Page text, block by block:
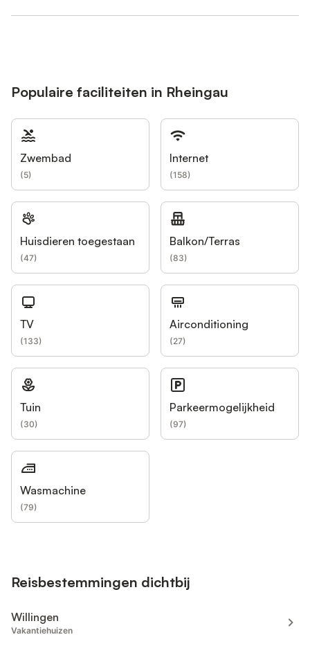
Populaire faciliteiten in Rheingau
Zwembad
(5)
Internet
(158)
Huisdieren toegestaan
(47)
Balkon/Terras
(83)
TV
(133)
Airconditioning
(27)
Tuin
(30)
Parkeermogelijkheid
(97)
Wasmachine
(79)
Reisbestemmingen dichtbij
Willingen
Vakantiehuizen